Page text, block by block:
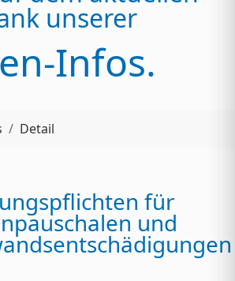
unserer
Infos.
Detail
für
und